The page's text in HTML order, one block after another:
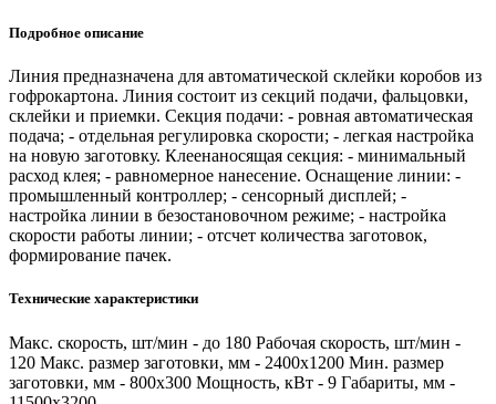
Подробное описание
Линия предназначена для автоматической склейки коробов из
гофрокартона. Линия состоит из секций подачи, фальцовки,
склейки и приемки. Секция подачи: - ровная автоматическая
подача; - отдельная регулировка скорости; - легкая настройка
на новую заготовку. Клеенаносящая секция: - минимальный
расход клея; - равномерное нанесение. Оснащение линии: -
промышленный контроллер; - сенсорный дисплей; -
настройка линии в безостановочном режиме; - настройка
скорости работы линии; - отсчет количества заготовок,
формирование пачек.
Технические характеристики
Макс. скорость, шт/мин - до 180 Рабочая скорость, шт/мин -
120 Макс. размер заготовки, мм - 2400x1200 Мин. размер
заготовки, мм - 800x300 Мощность, кВт - 9 Габариты, мм -